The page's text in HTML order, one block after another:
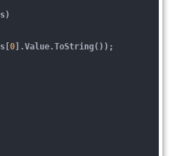
0 ].Value.ToString());